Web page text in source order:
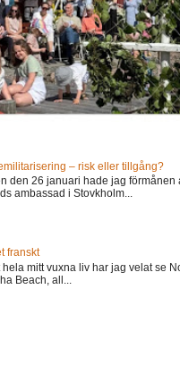
– risk eller tillgång?
den 26 januari hade jag
ambassad i Stovkholm...
franskt
hela mitt vuxna liv har jag velat se
Beach, all...